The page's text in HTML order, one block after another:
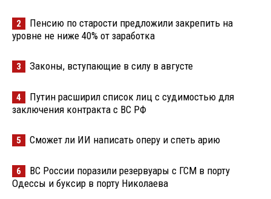
2
Пенсию по старости предложили закрепить на
уровне не ниже 40% от заработка
3 Законы, вступающие в силу в августе
4
Путин расширил список лиц с судимостью для
заключения контракта с ВС РФ
5 Сможет ли ИИ написать оперу и спеть арию
6
ВС России поразили резервуары с ГСМ в порту
Одессы и буксир в порту Николаева